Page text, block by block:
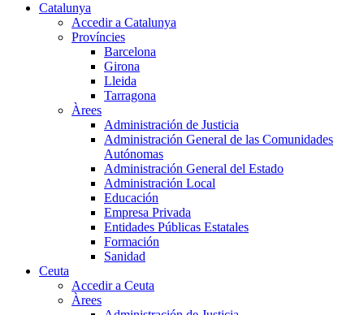
Catalunya
Accedir a Catalunya
Províncies
Barcelona
Girona
Lleida
Tarragona
Àrees
Administración de Justicia
Administración General de las Comunidades
Autónomas
Administración General del Estado
Administración Local
Educación
Empresa Privada
Entidades Públicas Estatales
Formación
Sanidad
Ceuta
Accedir a Ceuta
Àrees